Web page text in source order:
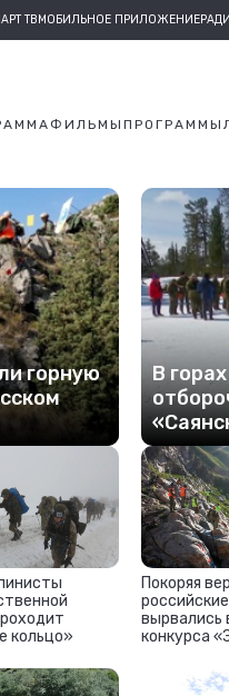
ТВМОБИЛЬНОЕ ПРИЛОЖЕНИЕ
ФИЛЬМЫ ПРОГРАММЫ
горную
В
кольцо»
Покоряя
вырвались
конкурса